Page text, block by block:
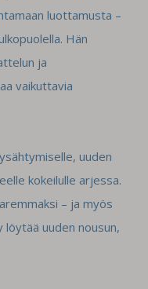
luottamusta –
Hän
ja
vaikuttavia
uuden
kokeilulle arjessa.
– ja myös
uuden nousun,